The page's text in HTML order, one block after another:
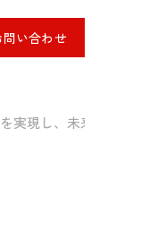
問い合わせ
実現し、未来を描く